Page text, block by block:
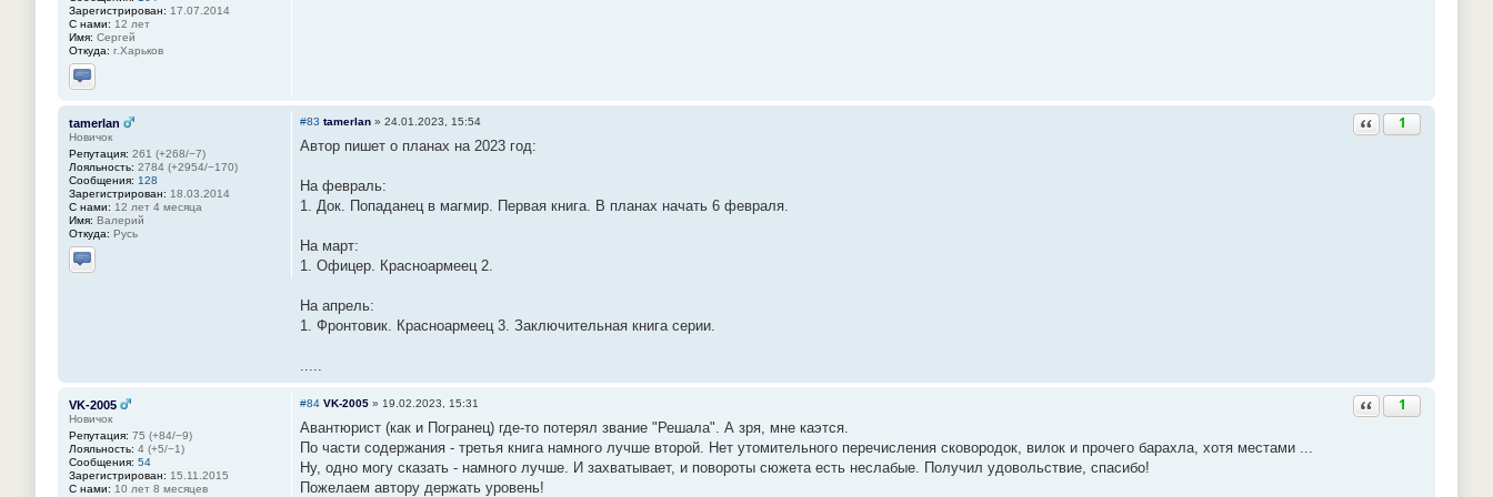
Зарегистрирован: 17.07.2014
С нами: 12 лет
Имя: Сергей
Откуда: г.Харьков
Отправить личное сообщение
tamerlan
Новичок
Репутация: 261 (+268/−7)
Лояльность: 2784 (+2954/−170)
Сообщения: 128
Зарегистрирован: 18.03.2014
С нами: 12 лет 4 месяца
Имя: Валерий
Откуда: Русь
Отправить личное сообщение
Ответить с цитатой
1
#83 tamerlan » 24.01.2023, 15:54
Автор пишет о планах на 2023 год:
На февраль:
1. Док. Попаданец в магмир. Первая книга. В планах начать 6 февраля.
На март:
1. Офицер. Красноармеец 2.
На апрель:
1. Фронтовик. Красноармеец 3. Заключительная книга серии.
.....
VK-2005
Новичок
Репутация: 75 (+84/−9)
Лояльность: 4 (+5/−1)
Сообщения: 54
Зарегистрирован: 15.11.2015
С нами: 10 лет 8 месяцев
Ответить с цитатой
1
#84 VK-2005 » 19.02.2023, 15:31
Авантюрист (как и Погранец) где-то потерял звание "Решала". А зря, мне каэтся.
По части содержания - третья книга намного лучше второй. Нет утомительного перечисления сковородок, вилок и прочего барахла, хотя местами ...
Ну, одно могу сказать - намного лучше. И захватывает, и повороты сюжета есть неслабые. Получил удовольствие, спасибо!
Пожелаем автору держать уровень!